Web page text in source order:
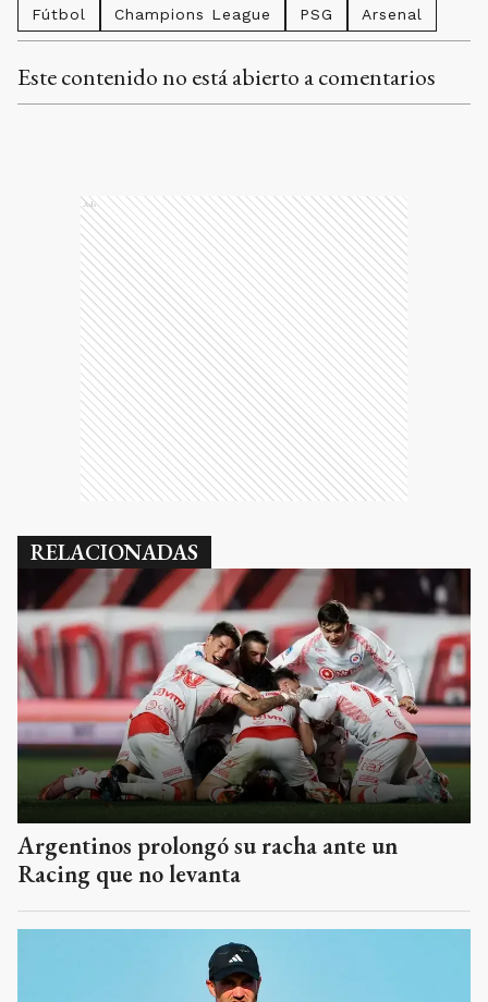
Fútbol Champions League PSG Arsenal
Este contenido no está abierto a comentarios
Ads
RELACIONADAS
Argentinos prolongó su racha ante un
Racing que no levanta